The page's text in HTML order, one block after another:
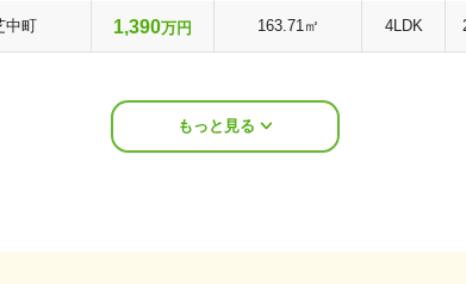
町 1,390万円 163.71㎡ 4LDK
もっと見る